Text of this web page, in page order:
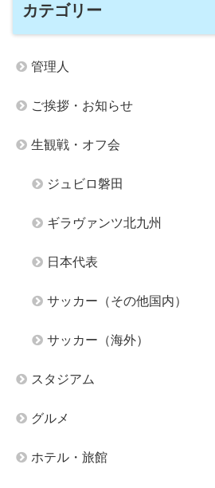
カテゴリー
管理人
ご挨拶・お知らせ
生観戦・オフ会
ジュビロ磐田
ギラヴァンツ北九州
日本代表
サッカー（その他国内）
サッカー（海外）
スタジアム
グルメ
ホテル・旅館